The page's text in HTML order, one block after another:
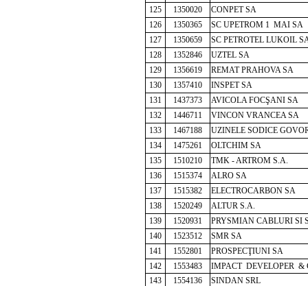
125
1350020
CONPET SA
126
1350365
SC UPETROM 1 MAI SA
127
1350659
SC PETROTEL LUKOIL
128
1352846
UZTEL SA
129
1356619
REMAT PRAHOVA SA
130
1357410
INSPET SA
131
1437373
AVICOLA FOCŞANI SA
132
1446711
VINCON VRANCEA SA
133
1467188
UZINELE SODICE
134
1475261
OLTCHIM SA
135
1510210
TMK - ARTROM S.A.
136
1515374
ALRO SA
137
1515382
ELECTROCARBON SA
138
1520249
ALTUR S.A.
139
1520931
PRYSMIAN CABLURI SI
140
1523512
SMR SA
141
1552801
PROSPECŢIUNI SA
142
1553483
IMPACT DEVELOPER &
143
1554136
SINDAN SRL